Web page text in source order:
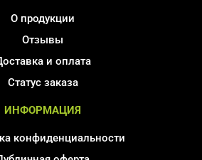
О продукции
Отзывы
и оплата
Статус заказа
ИНФОРМАЦИЯ
конфиденциальности